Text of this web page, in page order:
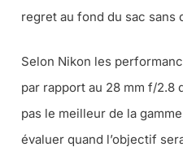
regret au fond du sac sans
Selon Nikon les
par rapport au 28 mm f/2.8
pas le meilleur de la
évaluer quand l’objectif